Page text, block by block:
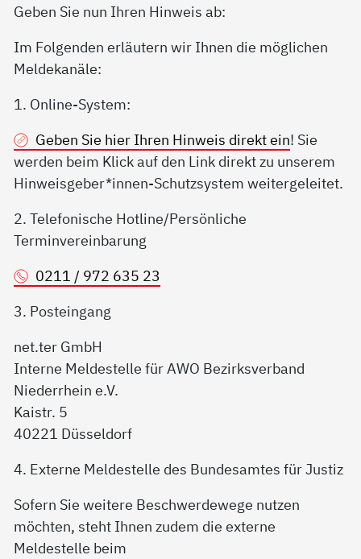
Geben Sie nun Ihren Hinweis ab:
Im Folgenden erläutern wir Ihnen die möglichen
Meldekanäle:
1. Online-System:
Geben Sie hier Ihren Hinweis direkt ein! Sie
werden beim Klick auf den Link direkt zu unserem
Hinweisgeber*innen-Schutzsystem weitergeleitet.
2. Telefonische Hotline/Persönliche
Terminvereinbarung
0211 / 972 635 23
3. Posteingang
net.ter GmbH
Interne Meldestelle für AWO Bezirksverband
Niederrhein e.V.
Kaistr. 5
40221 Düsseldorf
4. Externe Meldestelle des Bundesamtes für Justiz
Sofern Sie weitere Beschwerdewege nutzen
möchten, steht Ihnen zudem die externe
Meldestelle beim